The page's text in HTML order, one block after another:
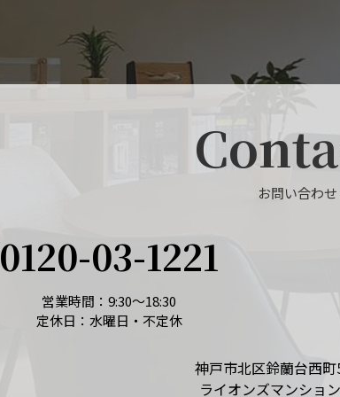
お問い合わ
0120-03-1221
営業時間：9:30～18:30
定休日：水曜日・不定休
神戸市北区鈴蘭台西
ライオンズマンショ